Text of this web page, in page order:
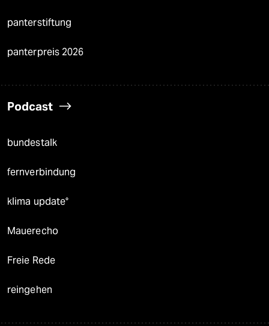
panterstiftung
panterpreis 2026
Podcast
bundestalk
fernverbindung
klima update°
Mauerecho
Freie Rede
reingehen